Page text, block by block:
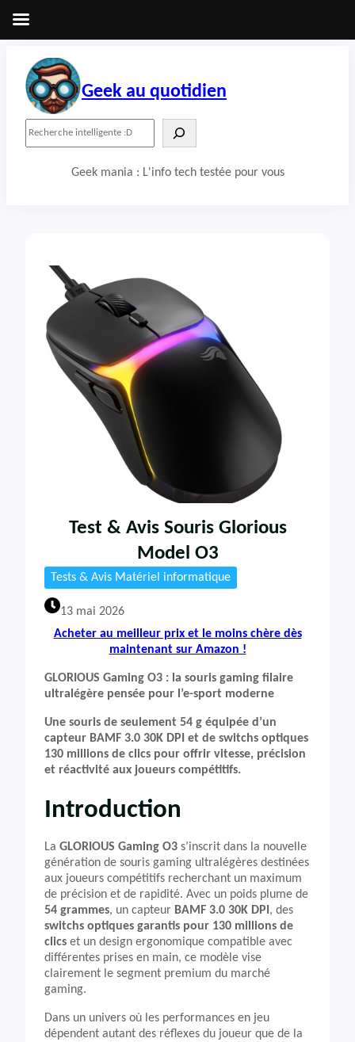
contenu
Geek au quotidien
Geek mania : L'info tech testée pour vous
Test & Avis Souris Glorious
Model O3
Tests & Avis Matériel informatique
13 mai 2026
Acheter au meilleur prix et le moins chère dès
maintenant sur Amazon !
GLORIOUS Gaming O3 : la souris gaming filaire
ultralégère pensée pour l’e-sport moderne
Une souris de seulement 54 g équipée d’un
capteur BAMF 3.0 30K DPI et de switchs optiques
130 millions de clics pour offrir vitesse, précision
et réactivité aux joueurs compétitifs.
Introduction
La GLORIOUS Gaming O3 s’inscrit dans la nouvelle
génération de souris gaming ultralégères destinées
aux joueurs compétitifs recherchant un maximum
de précision et de rapidité. Avec un poids plume de
54 grammes, un capteur BAMF 3.0 30K DPI , des
switchs optiques garantis pour 130 millions de
clics et un design ergonomique compatible avec
différentes prises en main, ce modèle vise
clairement le segment premium du marché
gaming.
Dans un univers où les performances en jeu
dépendent autant des réflexes du joueur que de la